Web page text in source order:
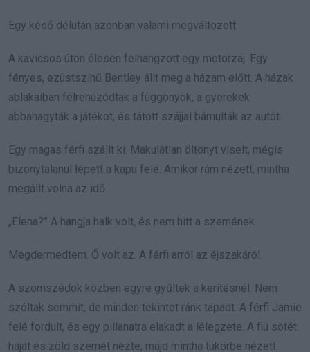
Egy késő délután azonban valami megváltozott.
A kavicsos úton élesen felhangzott egy motorzaj. Egy
fényes, ezüstszínű Bentley állt meg a házam előtt. A házak
ablakaiban félrehúzódtak a függönyök, a gyerekek
abbahagyták a játékot, és tátott szájjal bámulták az autót.
Egy magas férfi szállt ki. Makulátlan öltönyt viselt, mégis
bizonytalanul lépett a kapu felé. Amikor rám nézett, mintha
megállt volna az idő.
„Elena?” A hangja halk volt, és nem hitt a szemének.
Megdermedtem. Ő volt az. A férfi arról az éjszakáról.
A szomszédok közben egyre gyűltek a kerítésnél. Nem
szóltak semmit, de minden tekintet ránk tapadt. A férfi Jamie
felé fordult, és egy pillanatra elakadt a lélegzete. A fiú sötét
haját és zöld szemét nézte, majd mintha tükörbe nézett